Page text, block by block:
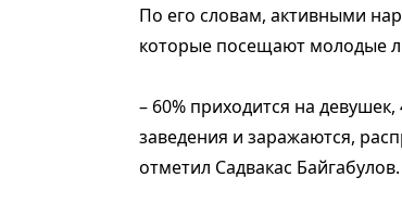
По его словам, активными
которые посещают молодые
– 60% приходится на
заведения и заражаются,
отметил Садвакас Байгабулов.